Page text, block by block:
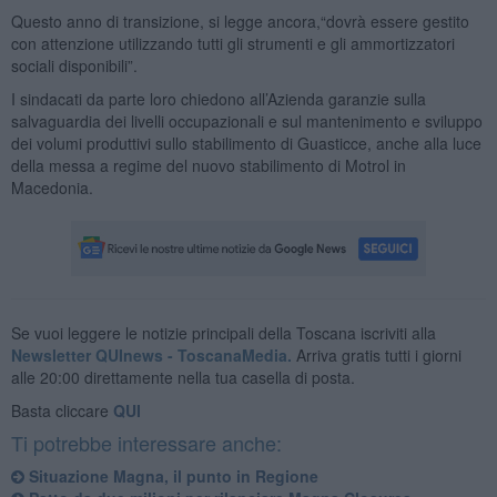
Questo anno di transizione, si legge ancora,“dovrà essere gestito
con attenzione utilizzando tutti gli strumenti e gli ammortizzatori
sociali disponibili”.
I sindacati da parte loro chiedono all’Azienda garanzie sulla
salvaguardia dei livelli occupazionali e sul mantenimento e sviluppo
dei volumi produttivi sullo stabilimento di Guasticce, anche alla luce
della messa a regime del nuovo stabilimento di Motrol in
Macedonia.
Se vuoi leggere le notizie principali della Toscana iscriviti alla
Newsletter QUInews - ToscanaMedia. Arriva gratis tutti i giorni
alle 20:00 direttamente nella tua casella di posta.
Basta cliccare QUI
Ti potrebbe interessare anche:
Situazione Magna, il punto in Regione